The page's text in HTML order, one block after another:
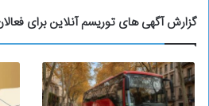
گزارش آگهی های توریسم آنلاین برای